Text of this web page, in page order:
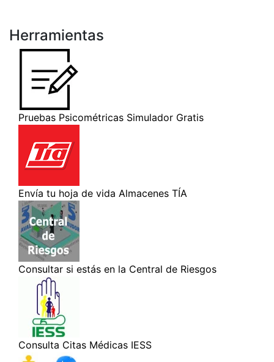
Herramientas